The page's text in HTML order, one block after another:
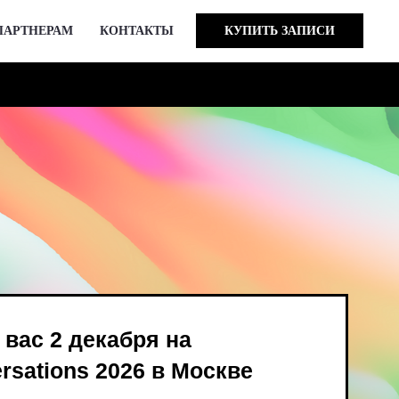
КОНТАКТЫ КУПИТЬ ЗАПИСИ
Bird и опен-колл
августе
на
в Москве